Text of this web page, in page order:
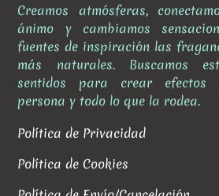
Creamos atmósferas,
ánimo y cambiamos
fuentes de inspiración las
más naturales. Buscamos
sentidos para crear efectos
persona y todo lo que la rodea.
Política de Privacidad
Política de Cookies